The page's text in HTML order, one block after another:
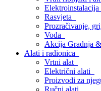
Elektroinstalacija
Rasvjeta
Prozračivanje,
Voda
Akcija Gradnja
Alati i radionica
Vrtni alat
Električni alati
Proizvodi za
Ručni alati